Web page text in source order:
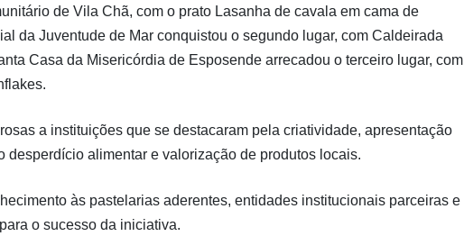
de Vila Chã, com o prato Lasanha de cavala em cama de
da Juventude de Mar conquistou o segundo lugar, com Caldeirada
Casa da Misericórdia de Esposende arrecadou o terceiro lugar, com
a instituições que se destacaram pela criatividade, apresentação
desperdício alimentar e valorização de produtos locais.
às pastelarias aderentes, entidades institucionais parceiras e
o sucesso da iniciativa.